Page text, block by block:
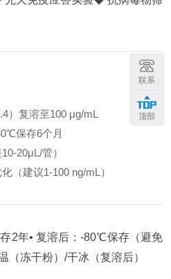
）复溶至100 μg/mL
保存6个月
20μL/管）
（建议1-100 ng/mL）
2年• 复溶后：-80℃保存（避免
（冻干粉）/干冰（复溶后）
联系
顶部